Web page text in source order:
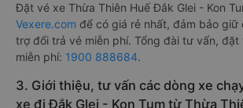
Đặt vé xe Thừa Thiên Huế Đắk Glei - Kon
Vexere.com để có giá rẻ nhất, đảm bảo giữ
trợ đổi trả vé miễn phí. Tổng đài tư vấn,
miễn phí: 1900 888684.
3. Giới thiệu, tư vấn các dòng xe
xe đi Đắk Glei - Kon Tum từ Thừa